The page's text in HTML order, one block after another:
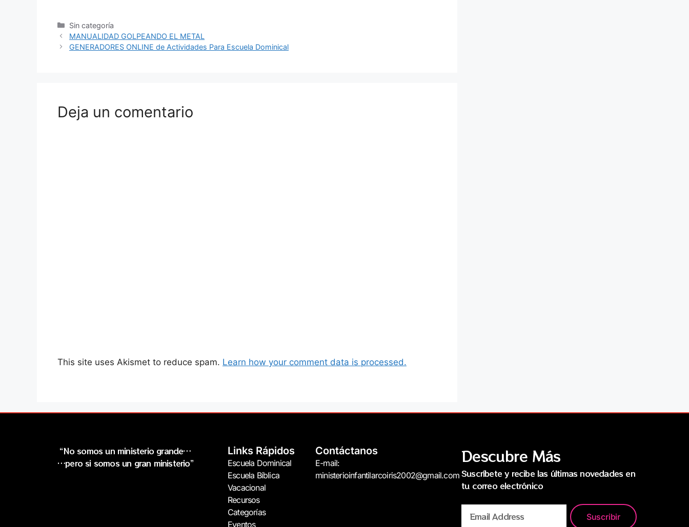
Sin categoría
MANUALIDAD GOLPEANDO EL METAL
GENERADORES ONLINE de Actividades Para Escuela Dominical
Deja un comentario
This site uses Akismet to reduce spam. Learn how your comment data is processed.
“No somos un ministerio grande…
…pero si somos un gran ministerio”
Links Rápidos
Escuela Dominical
Escuela Bíblica
Vacacional
Recursos
Categorías
Eventos
Contáctanos
E-mail:
ministerioinfantilarcoiris2002@gmail.com
Descubre Más
Suscríbete y recibe las últimas novedades en
tu correo electrónico
Suscribir